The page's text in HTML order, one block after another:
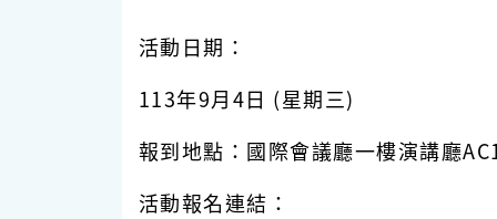
活動日期：
113年9月4日 (星期三)
報到地點：國際會議廳一樓演講廳
活動報名連結：